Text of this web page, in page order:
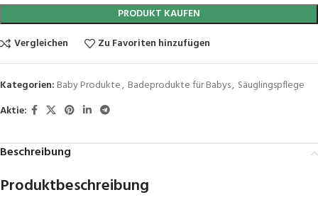
PRODUKT KAUFEN
Vergleichen
Zu Favoriten hinzufügen
Kategorien: Baby Produkte, Badeprodukte für Babys, Säuglingspflege
Aktie:
Beschreibung
Produktbeschreibung